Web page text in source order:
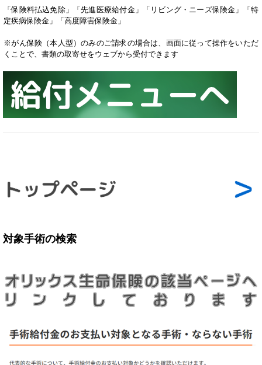
「保険料払込免除」「先進医療給付金」「リビング・ニーズ保険金」「特
定疾病保険金」「高度障害保険金」
※がん保険（本人型）のみのご請求の場合は、画面に従って操作をいただ
くことで、書類の取寄せをウェブから受付できます
対象手術の検索